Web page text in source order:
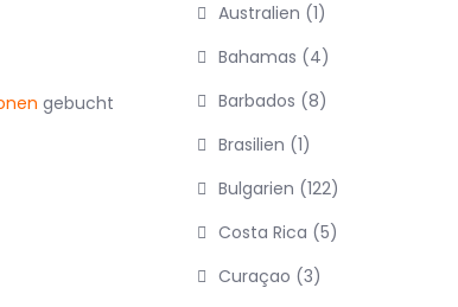
gebucht
Australien (1)
Bahamas (4)
Barbados (8)
Brasilien (1)
Bulgarien (122)
Costa Rica (5)
Curaçao (3)